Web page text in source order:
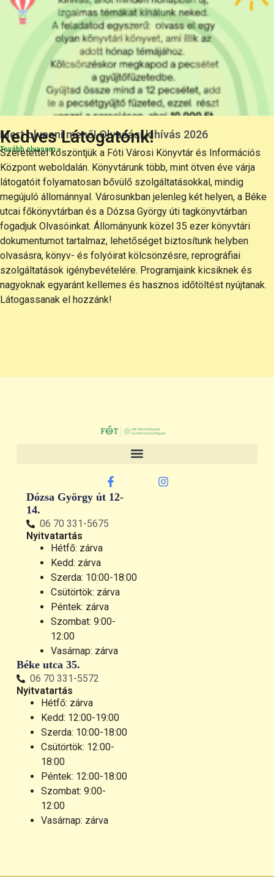
Mert olvasni menő! Olvasási kihívás 2026
Tovább olvasom »
Kedves Látogatónk!
Szeretettel köszöntjük a Fóti Városi Könyvtár és Információs
Központ weboldalán. Könyvtárunk több, mint ötven éve várja
látogatóit folyamatosan bővülő szolgáltatásokkal, mindig
megújuló állománnyal. Városunkban jelenleg két helyen, a Béke
utcai főkönyvtárban és a Dózsa György úti tagkönyvtárban
fogadjuk Olvasóinkat. Állományunk közel 35 ezer könyvtári
dokumentumot tartalmaz, lehetőséget biztosítunk helyben
olvasásra, könyv- és folyóirat kölcsönzésre, reprográfiai
szolgáltatások igénybevételére. Programjaink kicsiknek és
nagyoknak egyaránt kellemes és hasznos időtöltést nyújtanak.
Látogassanak el hozzánk!
Béke utca 35.
06 70 331-5572
Nyitvatartás
Hétfő: zárva
Kedd: 12:00-19:00
Szerda: 10:00-18:00
Csütörtök: 12:00-
18:00
Péntek: 12:00-18:00
Szombat: 9:00-
12:00
Vasárnap: zárva
Dózsa György út 12-
14.
06 70 331-5675
Nyitvatartás
Hétfő: zárva
Kedd: zárva
Szerda: 10:00-18:00
Csütörtök: zárva
Péntek: zárva
Szombat: 9:00-
12:00
Vasárnap: zárva